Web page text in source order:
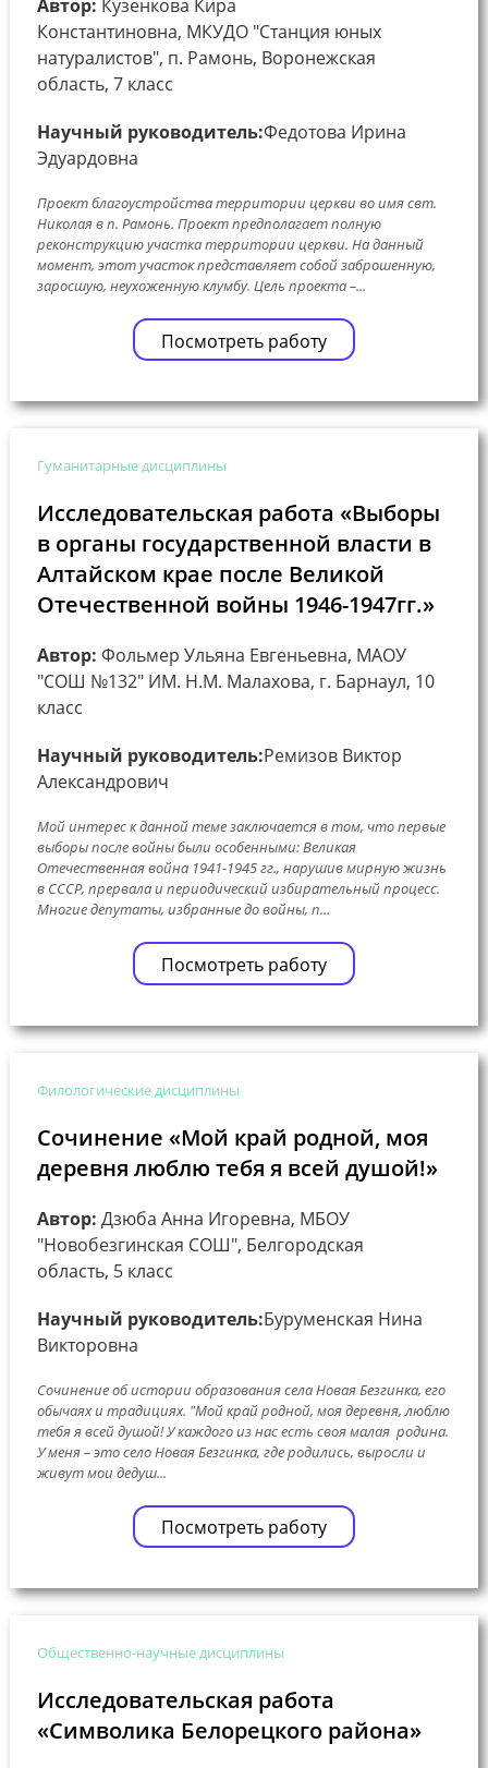
Автор: Кузенкова Кира
Константиновна, МКУДО "Станция юных
натуралистов", п. Рамонь, Воронежская
область, 7 класс
Научный руководитель:Федотова Ирина
Эдуардовна
Проект благоустройства территории церкви во имя свт.
Николая в п. Рамонь. Проект предполагает полную
реконструкцию участка территории церкви. На данный
момент, этот участок представляет собой заброшенную,
заросшую, неухоженную клумбу. Цель проекта –...
Посмотреть работу
Гуманитарные дисциплины
Исследовательская работа «Выборы
в органы государственной власти в
Алтайском крае после Великой
Отечественной войны 1946-1947гг.»
Автор: Фольмер Ульяна Евгеньевна, МАОУ
"СОШ №132" ИМ. Н.М. Малахова, г. Барнаул, 10
класс
Научный руководитель:Ремизов Виктор
Александрович
Мой интерес к данной теме заключается в том, что первые
выборы после войны были особенными: Великая
Отечественная война 1941-1945 гг., нарушив мирную жизнь
в СССР, прервала и периодический избирательный процесс.
Многие депутаты, избранные до войны, п...
Посмотреть работу
Филологические дисциплины
Сочинение «Мой край родной, моя
деревня люблю тебя я всей душой!»
Автор: Дзюба Анна Игоревна, МБОУ
"Новобезгинская СОШ", Белгородская
область, 5 класс
Научный руководитель:Буруменская Нина
Викторовна
Сочинение об истории образования села Новая Безгинка, его
обычаях и традициях. "Мой край родной, моя деревня, люблю
тебя я всей душой! У каждого из нас есть своя малая родина.
У меня – это село Новая Безгинка, где родились, выросли и
живут мои дедуш...
Посмотреть работу
Общественно-научные дисциплины
Исследовательская работа
«Символика Белорецкого района»